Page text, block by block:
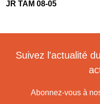
JR TAM 08-05
Suivez l'actualité
Abonnez-vous à